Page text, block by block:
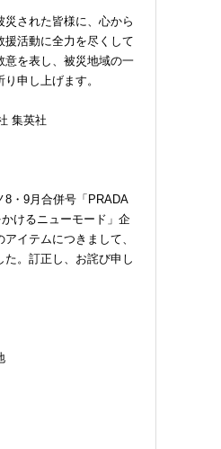
された皆様に、心から
援活動に全力を尽くして
意を表し、被災地域の一
申し上げます。
集英社
8・9月合併号「PRADA
けるニューモード」企
イテムにつきまして、
。訂正し、お詫び申し